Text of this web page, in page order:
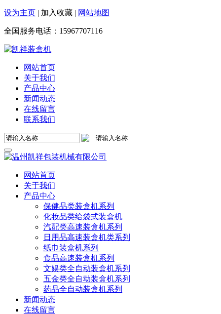
设为主页 | 加入收藏 | 网站地图
全国服务电话： 15967707116
网站首页
关于我们
产品中心
新闻动态
在线留言
联系我们
网站首页
关于我们
产品中心
保健品类装盒机系列
化妆品类给袋式装盒机
汽配类高速装盒机系列
日用品高速装盒机类系列
纸巾装盒机系列
食品高速装盒机系列
文娱类全自动装盒机系列
五金类全自动装盒机系列
药品全自动装盒机系列
新闻动态
在线留言